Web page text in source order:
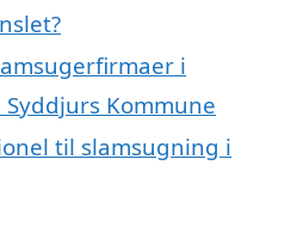
i
Kommune
til slamsugning i